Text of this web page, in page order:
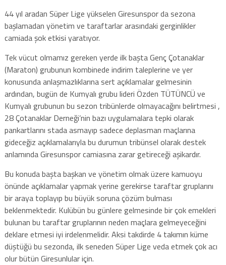
44 yıl aradan Süper Lige yükselen Giresunspor da sezona
başlamadan yönetim ve taraftarlar arasındaki gerginlikler
camiada şok etkisi yaratıyor.
Tek vücut olmamız gereken yerde ilk başta Genç Çotanaklar
(Maraton) grubunun kombinede indirim taleplerine ve yer
konusunda anlaşmazlıklarına sert açıklamalar gelmesinin
ardından, bugün de Kumyalı grubu lideri Özden TÜTÜNCÜ ve
Kumyalı grubunun bu sezon tribünlerde olmayacağını belirtmesi ,
28 Çotanaklar Derneği’nin bazı uygulamalara tepki olarak
pankartlarını stada asmayıp sadece deplasman maçlarına
gideceğiz açıklamalarıyla bu durumun tribünsel olarak destek
anlamında Giresunspor camiasına zarar getireceği aşikardır.
Bu konuda başta başkan ve yönetim olmak üzere kamuoyu
önünde açıklamalar yapmak yerine gerekirse taraftar gruplarını
bir araya toplayıp bu büyük soruna çözüm bulması
beklenmektedir. Kulübün bu günlere gelmesinde bir çok emekleri
bulunan bu taraftar gruplarının neden maçlara gelmeyeceğini
deklare etmesi iyi irdelenmelidir. Aksi takdirde 4 takımın küme
düştüğü bu sezonda, ilk seneden Süper Lige veda etmek çok acı
olur bütün Giresunlular için.